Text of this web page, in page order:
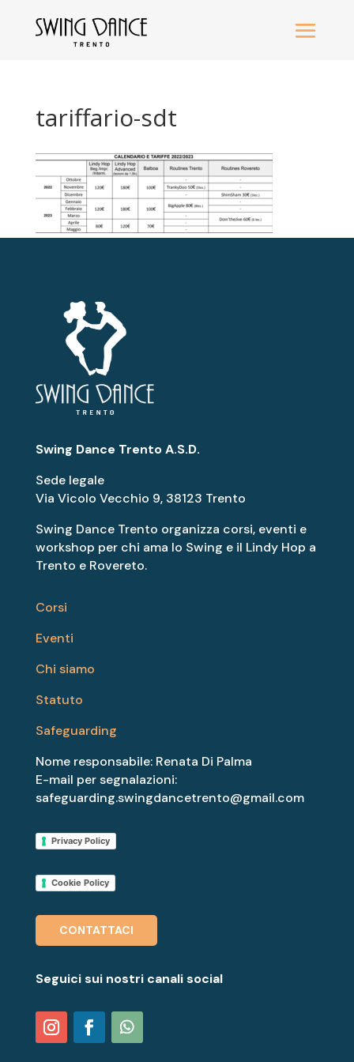
tariffario-sdt
Swing Dance Trento A.S.D.
Sede legale
Via Vicolo Vecchio 9, 38123 Trento
Swing Dance Trento organizza corsi, eventi e
workshop per chi ama lo Swing e il Lindy Hop a
Trento e Rovereto.
Corsi
Eventi
Chi siamo
Statuto
Safeguarding
Nome responsabile: Renata Di Palma
E-mail per segnalazioni:
safeguarding.swingdancetrento@gmail.com
Privacy Policy
Cookie Policy
CONTATTACI
Seguici sui nostri canali social